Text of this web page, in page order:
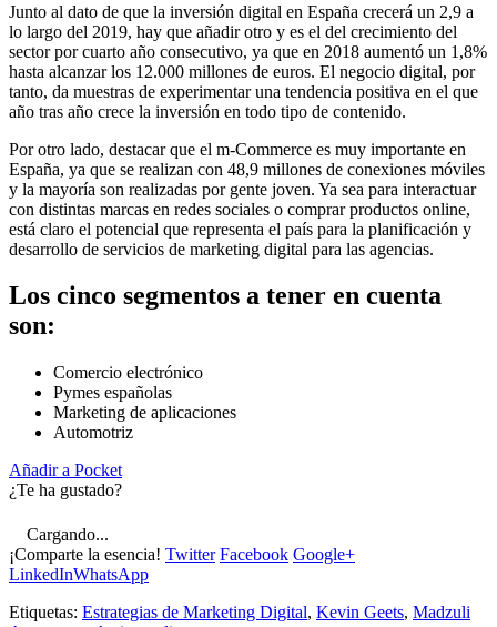
Junto al dato de que la inversión digital en España crecerá un 2,9 a
lo largo del 2019, hay que añadir otro y es el del crecimiento del
sector por cuarto año consecutivo, ya que en 2018 aumentó un 1,8%
hasta alcanzar los 12.000 millones de euros. El negocio digital, por
tanto, da muestras de experimentar una tendencia positiva en el que
año tras año crece la inversión en todo tipo de contenido.
Por otro lado, destacar que el m-Commerce es muy importante en
España, ya que se realizan con 48,9 millones de conexiones móviles
y la mayoría son realizadas por gente joven. Ya sea para interactuar
con distintas marcas en redes sociales o comprar productos online,
está claro el potencial que representa el país para la planificación y
desarrollo de servicios de marketing digital para las agencias.
Los cinco segmentos a tener en cuenta
son:
Comercio electrónico
Pymes españolas
Marketing de aplicaciones
Automotriz
Añadir a Pocket
¿Te ha gustado?
Cargando...
¡Comparte la esencia! Twitter Facebook Google+
LinkedInWhatsApp
Etiquetas: Estrategias de Marketing Digital, Kevin Geets, Madzuli